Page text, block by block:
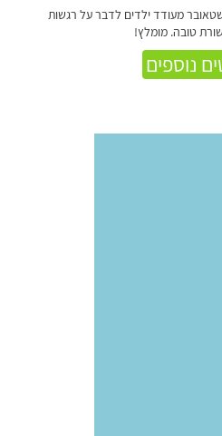
מעודד ילדים לדבר על רגשות
טובה. מומלץ!
נוספים